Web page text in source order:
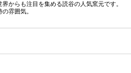
からも注目を集める読谷の人気窯元です。
雰囲気。